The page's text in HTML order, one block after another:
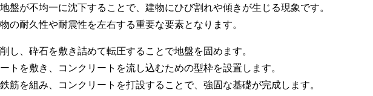
盤が不均一に沈下することで、建物にひび割れや傾きが生じる現象です。
の耐久性や耐震性を左右する重要な要素となります。
し、砕石を敷き詰めて転圧することで地盤を固めます。
トを敷き、コンクリートを流し込むための型枠を設置します。
筋を組み、コンクリートを打設することで、強固な基礎が完成します。